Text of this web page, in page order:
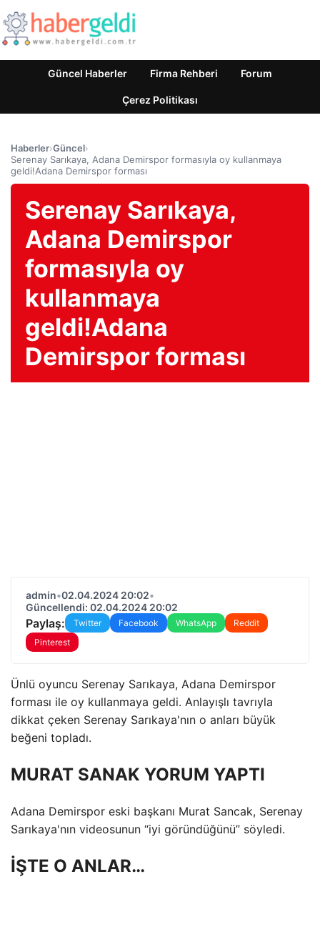
Güncel Haberler Firma Rehberi Forum
Çerez Politikası
Haberler›Güncel›
Serenay Sarıkaya, Adana Demirspor formasıyla oy kullanmaya
geldi!Adana Demirspor forması
Serenay Sarıkaya,
Adana Demirspor
formasıyla oy
kullanmaya
geldi!Adana
Demirspor forması
admin•02.04.2024 20:02•
Güncellendi: 02.04.2024 20:02
Paylaş: Twitter Facebook WhatsApp
Reddit
Pinterest
Ünlü oyuncu Serenay Sarıkaya, Adana Demirspor
forması ile oy kullanmaya geldi. Anlayışlı tavrıyla
dikkat çeken Serenay Sarıkaya'nın o anları büyük
beğeni topladı.
MURAT SANAK YORUM YAPTI
Adana Demirspor eski başkanı Murat Sancak, Serenay
Sarıkaya'nın videosunun “iyi göründüğünü” söyledi.
İŞTE O ANLAR…